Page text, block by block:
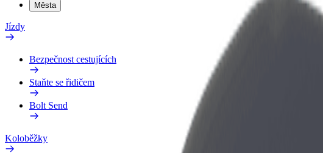
Města
Jízdy
Bezpečnost cestujících
Staňte se řidičem
Bolt Send
Koloběžky